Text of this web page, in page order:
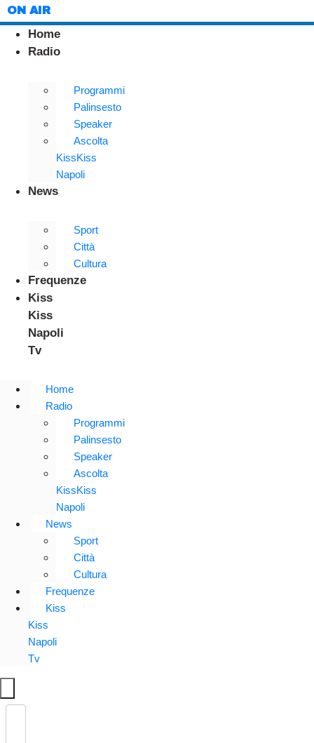
ON AIR
Home
Radio
Programmi
Palinsesto
Speaker
Ascolta
KissKiss
Napoli
News
Sport
Città
Cultura
Frequenze
Kiss
Kiss
Napoli
Tv
Home
Radio
Programmi
Palinsesto
Speaker
Ascolta
KissKiss
Napoli
News
Sport
Città
Cultura
Frequenze
Kiss
Kiss
Napoli
Tv